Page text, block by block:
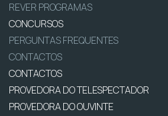
REVER PROGRAMAS
CONCURSOS
PERGUNTAS FREQUENTES
CONTACTOS
CONTACTOS
PROVEDORA DO TELESPECTADOR
PROVEDORA DO OUVINTE